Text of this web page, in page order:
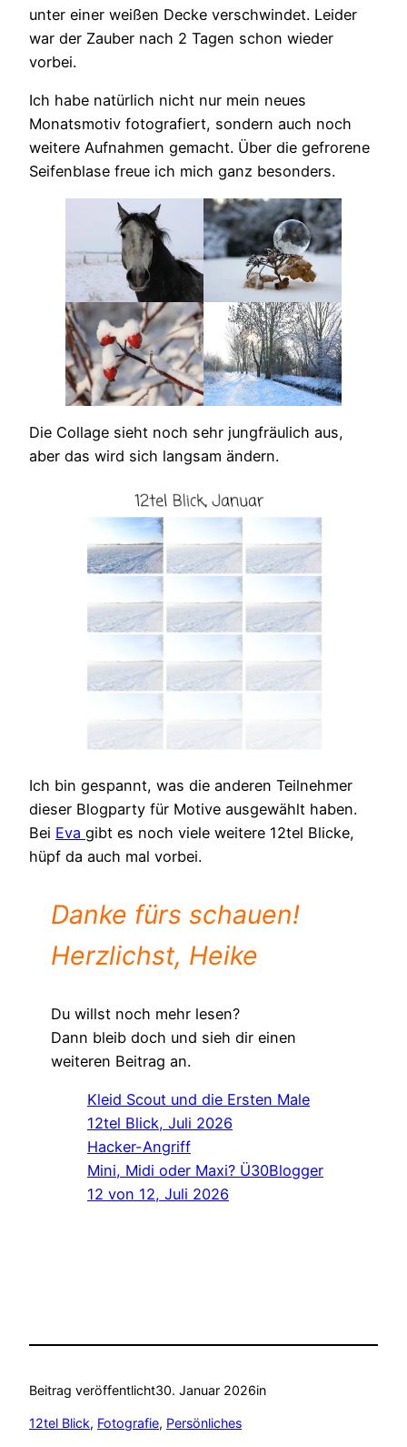
unter einer weißen Decke verschwindet. Leider
war der Zauber nach 2 Tagen schon wieder
vorbei.
Ich habe natürlich nicht nur mein neues
Monatsmotiv fotografiert, sondern auch noch
weitere Aufnahmen gemacht. Über die gefrorene
Seifenblase freue ich mich ganz besonders.
Die Collage sieht noch sehr jungfräulich aus,
aber das wird sich langsam ändern.
Ich bin gespannt, was die anderen Teilnehmer
dieser Blogparty für Motive ausgewählt haben.
Bei Eva gibt es noch viele weitere 12tel Blicke,
hüpf da auch mal vorbei.
Danke fürs schauen!
Herzlichst, Heike
Du willst noch mehr lesen?
Dann bleib doch und sieh dir einen
weiteren Beitrag an.
Kleid Scout und die Ersten Male
12tel Blick, Juli 2026
Hacker-Angriff
Mini, Midi oder Maxi? Ü30Blogger
12 von 12, Juli 2026
Beitrag veröffentlicht30. Januar 2026in
12tel Blick, Fotografie, Persönliches